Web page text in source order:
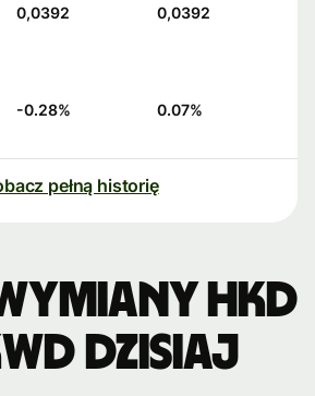
0,0392 0,0392
-0.28% 0.07%
pełną historię
HKD
dzisiaj